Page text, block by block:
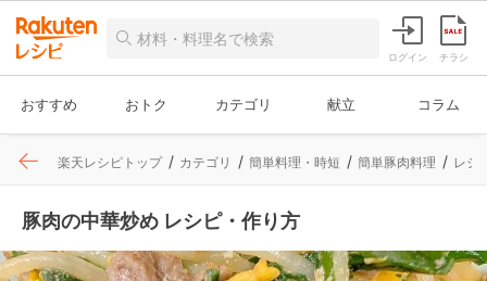
ログイン チラシ
おすすめ おトク カテゴリ 献立 コラム
楽天レシピトップ カテゴリ 簡単料理・時短 簡単豚肉料理 レシ
豚肉の中華炒め レシピ・作り方